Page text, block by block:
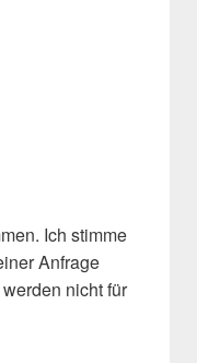
Ich stimme
Anfrage
nicht für